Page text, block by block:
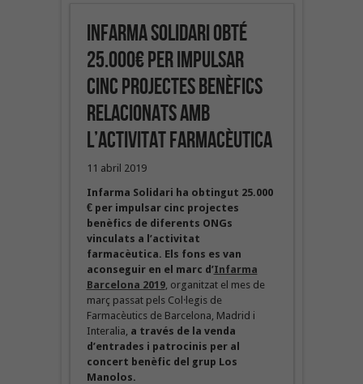
Infarma Solidari obté
25.000€ per impulsar
cinc projectes benèfics
relacionats amb
l’activitat farmacèutica
11 abril 2019
Infarma Solidari ha obtingut 25.000
€ per impulsar cinc projectes
benèfics de diferents ONGs
vinculats a l’activitat
farmacèutica. Els fons es van
aconseguir en el marc d’Infarma
Barcelona 2019, organitzat el mes de
març passat pels Col·legis de
Farmacèutics de Barcelona, Madrid i
Interalia, a través de la venda
d’entrades i patrocinis per al
concert benèfic del grup Los
Manolos.